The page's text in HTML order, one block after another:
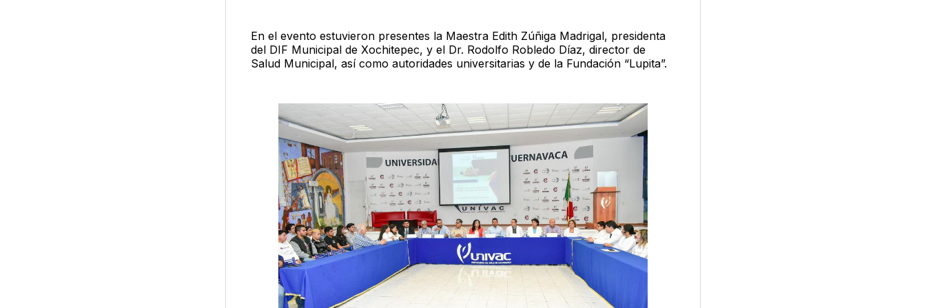
En el evento estuvieron presentes la Maestra Edith Zúñiga Madrigal, presidenta
del DIF Municipal de Xochitepec, y el Dr. Rodolfo Robledo Díaz, director de
Salud Municipal, así como autoridades universitarias y de la Fundación “Lupita”.